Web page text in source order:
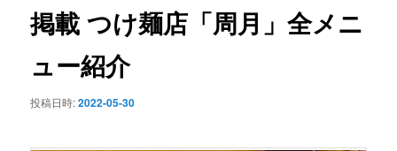
ョ
ン
掲載 つけ麺店「周月」全メニ
ュー紹介
投稿日時:2022-05-30